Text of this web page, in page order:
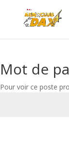
Mot de
Pour voir ce poste